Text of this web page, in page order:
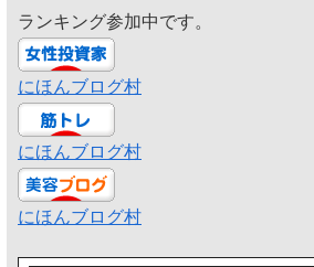
ランキング参加中です。
にほんブログ村
にほんブログ村
にほんブログ村